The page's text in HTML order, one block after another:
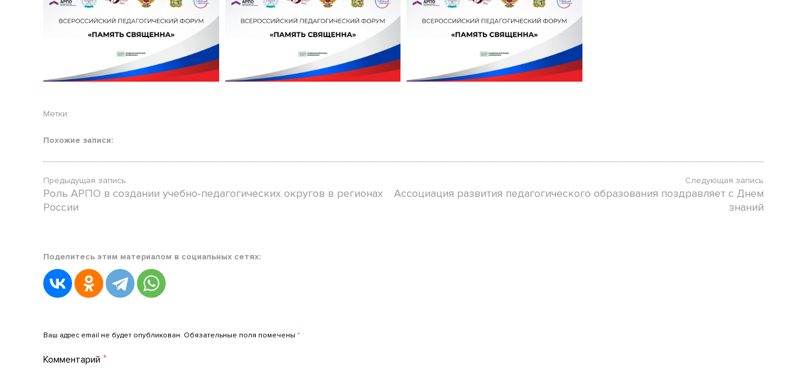
Метки:
Похожие записи:
Предыдущая запись
Роль АРПО в создании учебно-педагогических округов в регионах
России
Следующая запись
Ассоциация развития педагогического образования поздравляет с Днем
знаний
in
Анонсы
Posted
by
Поделитесь этим материалом в социальных сетях:
Ваш адрес email не будет опубликован. Обязательные поля помечены *
Комментарий *